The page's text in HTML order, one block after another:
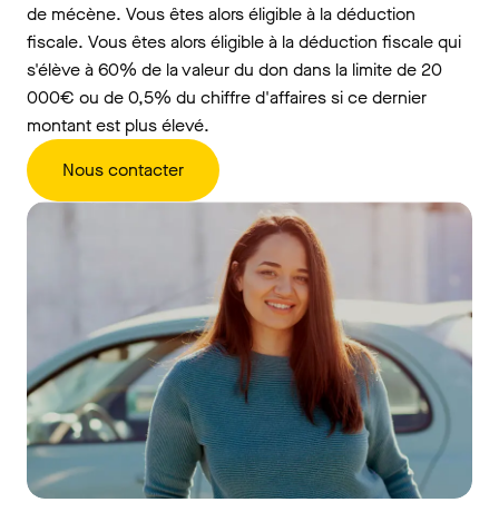
de mécène. Vous êtes alors éligible à la déduction
fiscale. Vous êtes alors éligible à la déduction fiscale qui
s'élève à 60% de la valeur du don dans la limite de 20
000€ ou de 0,5% du chiffre d'affaires si ce dernier
montant est plus élevé.
Nous contacter